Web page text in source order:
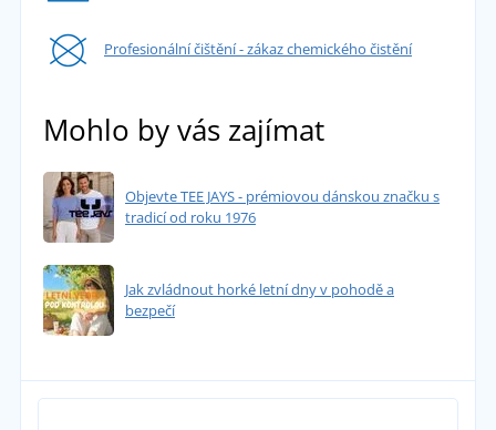
Profesionální čištění - zákaz chemického čistění
Mohlo by vás zajímat
Objevte TEE JAYS - prémiovou dánskou značku s
tradicí od roku 1976
Jak zvládnout horké letní dny v pohodě a
bezpečí